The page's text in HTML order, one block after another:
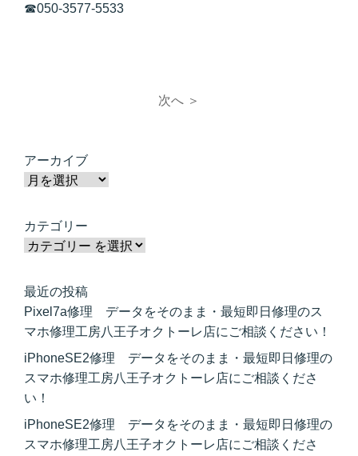
☎050-3577-5533
次へ ＞
アーカイブ
カテゴリー
最近の投稿
Pixel7a修理 データをそのまま・最短即日修理のス
マホ修理工房八王子オクトーレ店にご相談ください！
iPhoneSE2修理 データをそのまま・最短即日修理の
スマホ修理工房八王子オクトーレ店にご相談くださ
い！
iPhoneSE2修理 データをそのまま・最短即日修理の
スマホ修理工房八王子オクトーレ店にご相談くださ